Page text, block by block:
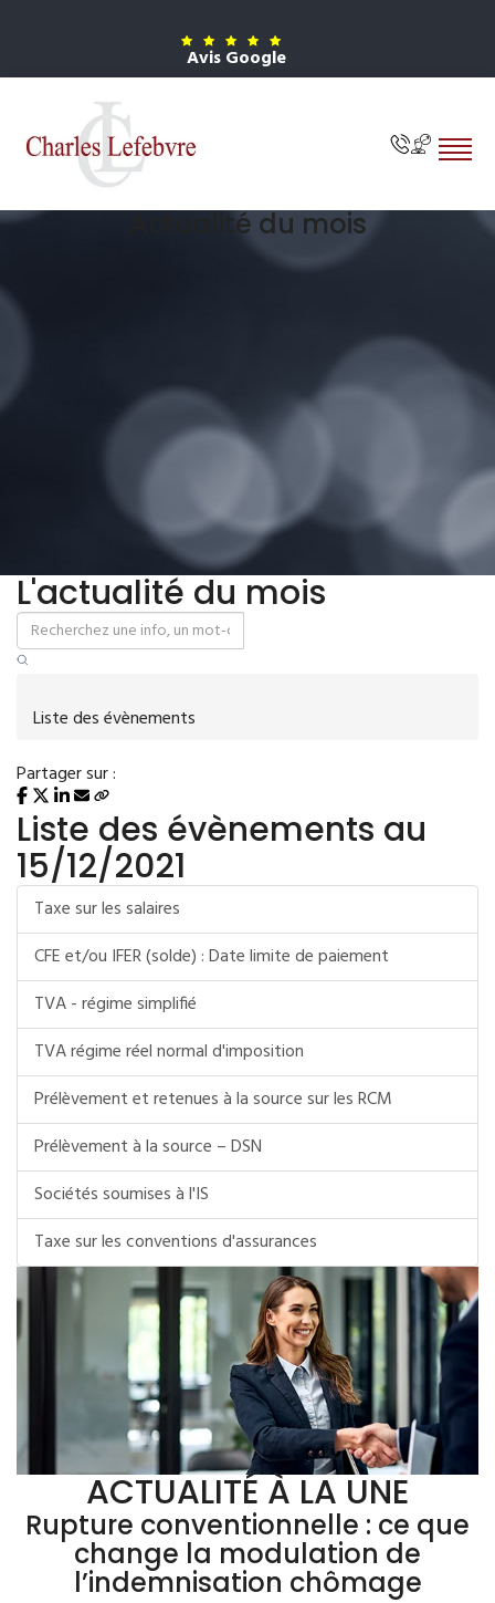
Avis Google
Actualité du mois
L'actualité du mois
Liste des évènements
Partager sur :
Liste des évènements au
15/12/2021
Taxe sur les salaires
CFE et/ou IFER (solde) : Date limite de paiement
TVA - régime simplifié
TVA régime réel normal d'imposition
Prélèvement et retenues à la source sur les RCM
Prélèvement à la source – DSN
Sociétés soumises à l'IS
Taxe sur les conventions d'assurances
ACTUALITÉ À LA UNE
Rupture conventionnelle : ce que
change la modulation de
l’indemnisation chômage